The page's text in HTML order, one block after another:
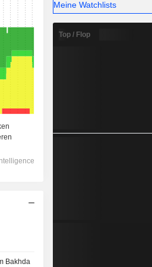
Bakhda
Meine Watchlists
Top / Flop